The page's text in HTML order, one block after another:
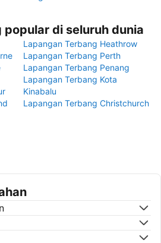
di seluruh dunia
Lapangan Terbang Heathrow
Lapangan Terbang Perth
Lapangan Terbang Penang
Lapangan Terbang Kota
Kinabalu
Lapangan Terbang Christchurch